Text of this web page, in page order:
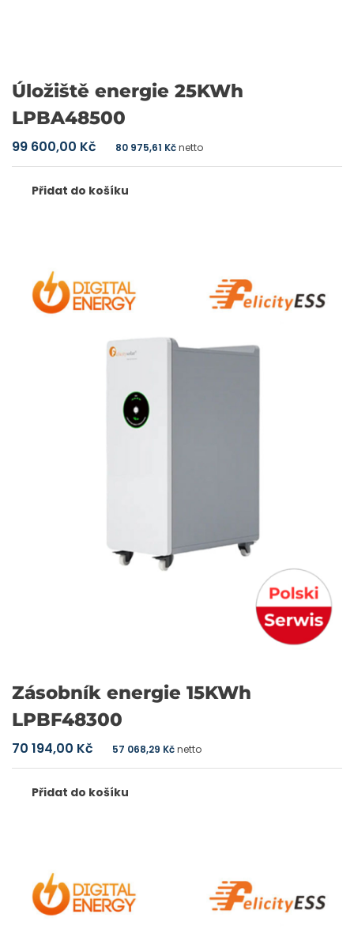
Úložiště energie 25KWh
LPBA48500
99 600,00 Kč 80 975,61 Kčnetto
Přidat do košíku
Zásobník energie 15KWh
LPBF48300
70 194,00 Kč 57 068,29 Kčnetto
Přidat do košíku